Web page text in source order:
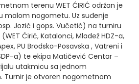
terenu WET ĆIRIĆ održan je
malom nogometu. Uz suđenje
Jozić i gops. Vučetić) na turniru
Ćirić, Katalonci, Mladež HDZ-a,
PU Brodsko-Posavska , Vatreni i
a) te ekipa Matičević Centar –
utakmicu sa jednom
Turnir je otvoren nogometnom